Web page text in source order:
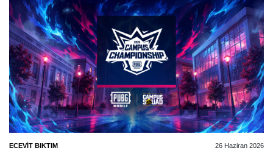
ECEVIT BIKTIM 26 Haziran 2026